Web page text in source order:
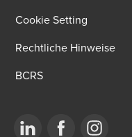
Cookie Setting
Rechtliche Hinweise
BCRS